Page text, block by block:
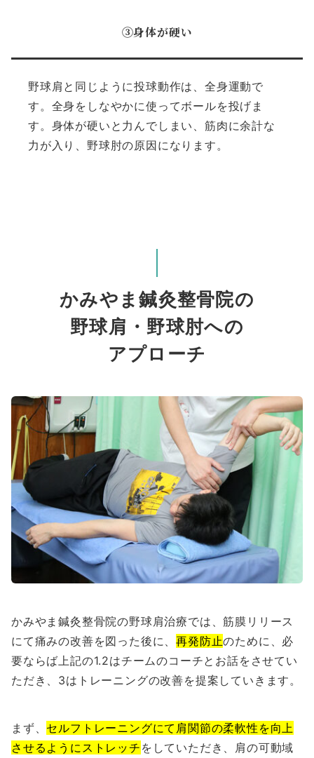
③身体が硬い
野球肩と同じように投球動作は、全身運動で
す。全身をしなやかに使ってボールを投げま
す。身体が硬いと力んでしまい、筋肉に余計な
力が入り、野球肘の原因になります。
かみやま鍼灸整骨院の
野球肩・野球肘への
アプローチ
かみやま鍼灸整骨院の野球肩治療では、筋膜リリース
にて痛みの改善を図った後に、再発防止のために、必
要ならば上記の1.2はチームのコーチとお話をさせてい
ただき、3はトレーニングの改善を提案していきます。
まず、 セルフトレーニングにて肩関節の柔軟性を向上
させるようにストレッチ をしていただき、肩の可動域